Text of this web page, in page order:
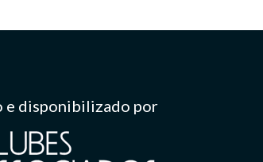
e disponibilizado por